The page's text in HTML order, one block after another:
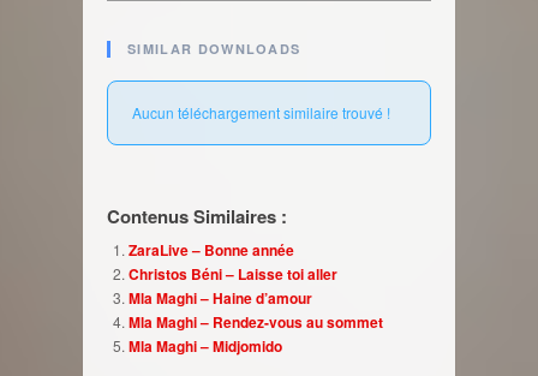
SIMILAR DOWNLOADS
Aucun téléchargement similaire trouvé !
Contenus Similaires :
ZaraLive – Bonne année
Christos Béni – Laisse toi aller
Mla Maghi – Haine d’amour
Mla Maghi – Rendez-vous au sommet
Mla Maghi – Midjomido